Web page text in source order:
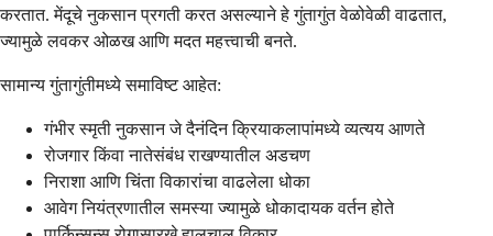
करतात. मेंदूचे नुकसान प्रगती करत असल्याने हे गुंतागुंत वेळोवेळी वाढतात,
ज्यामुळे लवकर ओळख आणि मदत महत्त्वाची बनते.
सामान्य गुंतागुंतीमध्ये समाविष्ट आहेत:
गंभीर स्मृती नुकसान जे दैनंदिन क्रियाकलापांमध्ये व्यत्यय आणते
रोजगार किंवा नातेसंबंध राखण्यातील अडचण
निराशा आणि चिंता विकारांचा वाढलेला धोका
आवेग नियंत्रणातील समस्या ज्यामुळे धोकादायक वर्तन होते